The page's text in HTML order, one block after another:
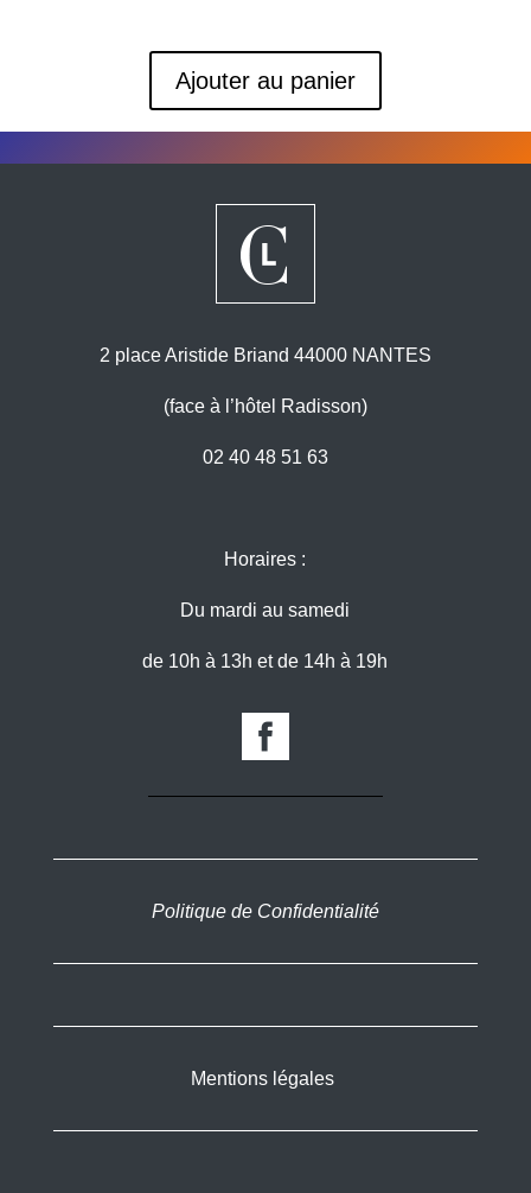
Ajouter au panier
2 place Aristide Briand 44000 NANTES
(face à l’hôtel Radisson)
02 40 48 51 63
Horaires :
Du mardi au samedi
de 10h à 13h et de 14h à 19h
Politique de Confidentialité
Mentions légales